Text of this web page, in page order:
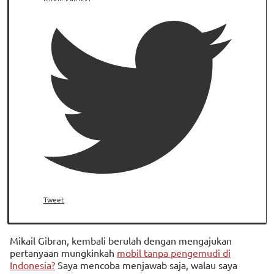
Tweet
Mikail Gibran, kembali berulah dengan mengajukan
pertanyaan mungkinkah mobil tanpa pengemudi di
Indonesia? Saya mencoba menjawab saja, walau saya